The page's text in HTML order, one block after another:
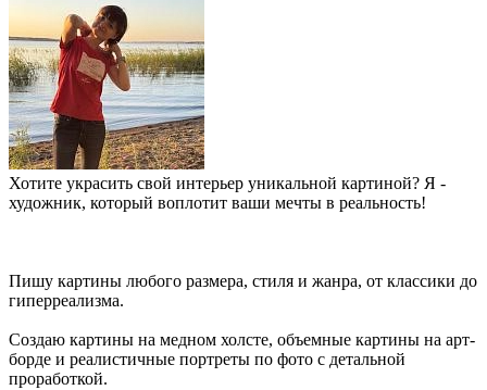
Хотите украсить свой интерьер уникальной картиной? Я -
художник, который воплотит ваши мечты в реальность!
Пишу картины любого размера, стиля и жанра, от классики до
гиперреализма.
Создаю картины на медном холсте, объемные картины на арт-
борде и реалистичные портреты по фото с детальной
проработкой.